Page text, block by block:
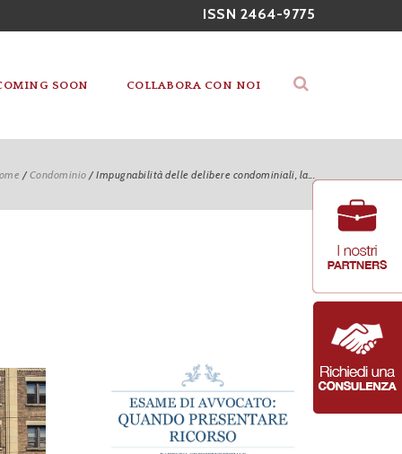
ISSN 2464-9775
SOON COLLABORA CON NOI
/Condominio /Impugnabilità delle delibere condominiali, la...